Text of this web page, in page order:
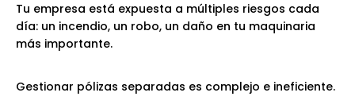
Tu empresa está expuesta a múltiples riesgos cada
día: un incendio, un robo, un daño en tu maquinaria
más importante.
Gestionar pólizas separadas es complejo e ineficiente.